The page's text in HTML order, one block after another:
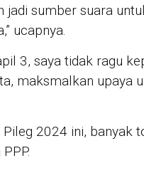
jadi sumber suara
ucapnya.
3, saya tidak ragu
maksmalkan upaya
2024 ini, banyak